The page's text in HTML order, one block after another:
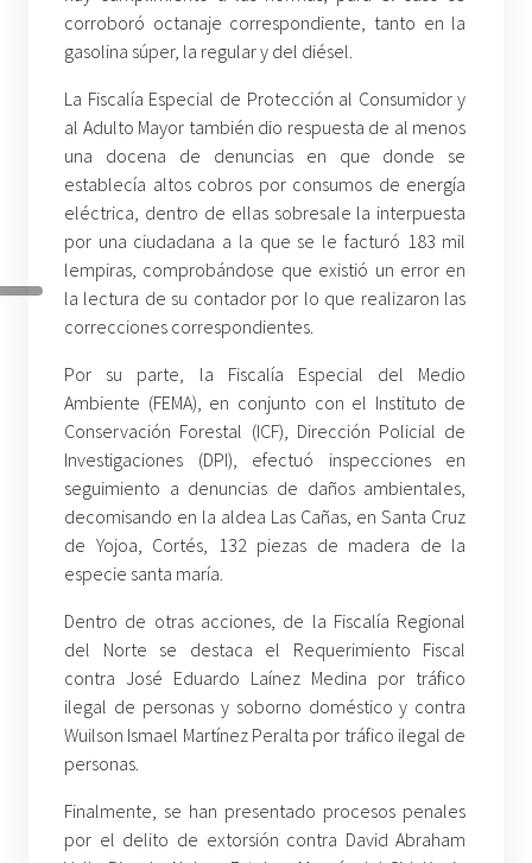
corroboró octanaje correspondiente, tanto en la
gasolina súper, la regular y del diésel.
La Fiscalía Especial de Protección al Consumidor y
al Adulto Mayor también dio respuesta de al menos
una docena de denuncias en que donde se
establecía altos cobros por consumos de energía
eléctrica, dentro de ellas sobresale la interpuesta
por una ciudadana a la que se le facturó 183 mil
lempiras, comprobándose que existió un error en
la lectura de su contador por lo que realizaron las
correcciones correspondientes.
Por su parte, la Fiscalía Especial del Medio
Ambiente (FEMA), en conjunto con el Instituto de
Conservación Forestal (ICF), Dirección Policial de
Investigaciones (DPI), efectuó inspecciones en
seguimiento a denuncias de daños ambientales,
decomisando en la aldea Las Cañas, en Santa Cruz
de Yojoa, Cortés, 132 piezas de madera de la
especie santa maría.
Dentro de otras acciones, de la Fiscalía Regional
del Norte se destaca el Requerimiento Fiscal
contra José Eduardo Laínez Medina por tráfico
ilegal de personas y soborno doméstico y contra
Wuilson Ismael Martínez Peralta por tráfico ilegal de
personas.
Finalmente, se han presentado procesos penales
por el delito de extorsión contra David Abraham